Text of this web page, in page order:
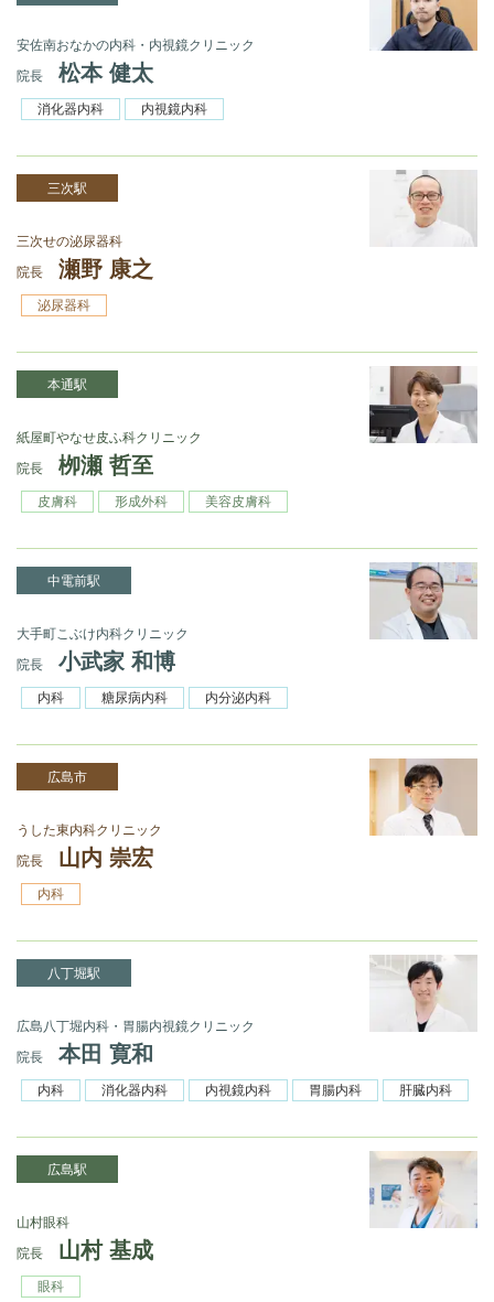
安佐南おなかの内科・内視鏡クリニック
院長
松本 健太
消化器内科 内視鏡内科
三次駅
三次せの泌尿器科
院長
瀬野 康之
泌尿器科
本通駅
紙屋町やなせ皮ふ科クリニック
院長
栁瀬 哲至
皮膚科 形成外科 美容皮膚科
中電前駅
大手町こぶけ内科クリニック
院長
小武家 和博
内科 糖尿病内科 内分泌内科
広島市
うした東内科クリニック
院長
山内 崇宏
内科
八丁堀駅
広島八丁堀内科・胃腸内視鏡クリニック
院長
本田 寛和
内科 消化器内科 内視鏡内科 胃腸内科 肝臓内科
広島駅
山村眼科
院長
山村 基成
眼科